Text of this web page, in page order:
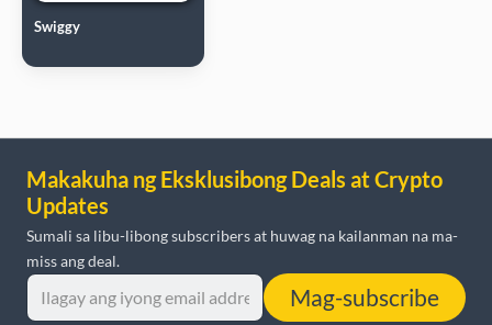
Swiggy
Makakuha ng Eksklusibong Deals at Crypto
Updates
Sumali sa libu-libong subscribers at huwag na kailanman na ma-
miss ang deal.
Mag-subscribe